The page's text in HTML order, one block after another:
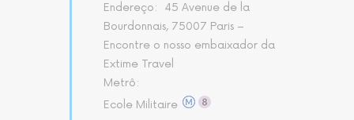
Endereço:
45 Avenue de la
Bourdonnais, 75007 Paris –
Encontre o nosso embaixador da
Extime Travel
Metrô:
Ecole Militaire